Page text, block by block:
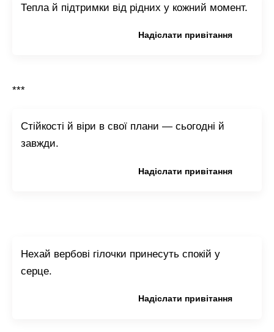
Тепла й підтримки від рідних у кожний момент.
Надіслати привітання
***
Стійкості й віри в свої плани — сьогодні й
завжди.
Надіслати привітання
Нехай вербові гілочки принесуть спокій у
серце.
Надіслати привітання